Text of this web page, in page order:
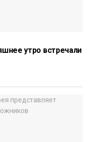
утро встречали